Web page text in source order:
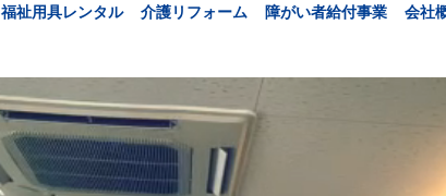
福祉用具レンタル 介護リフォーム 障がい者給付事業 会社